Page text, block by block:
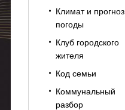
Климат и прогноз
погоды
Клуб городского
жителя
Код семьи
Коммунальный
разбор